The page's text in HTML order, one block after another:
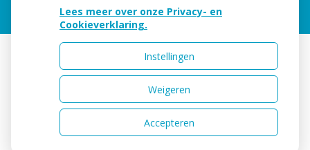
Uw Zorg Online|Beheer
Privacy verklaring Cookie-instellingen Voorwaarden
Lees meer over onze Privacy- en
Cookieverklaring.
Instellingen
Weigeren
Accepteren